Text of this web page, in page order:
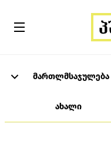
მართლმსაჯულება
ახალი